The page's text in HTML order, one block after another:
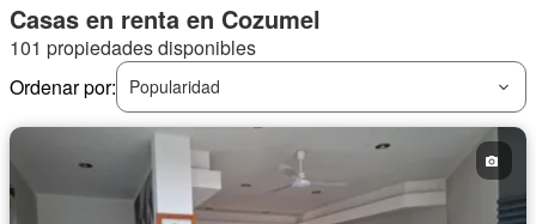
Casas en renta en Cozumel
101 propiedades disponibles
Ordenar por:
Popularidad